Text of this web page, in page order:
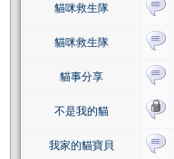
貓咪救生隊
貓咪救生隊
貓事分享
不是我的貓
我家的貓寶貝